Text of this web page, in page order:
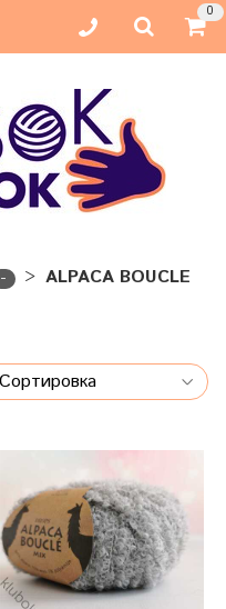
0
- ALPACA BOUCLE